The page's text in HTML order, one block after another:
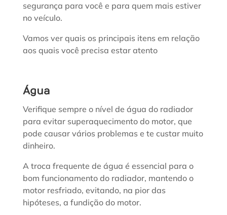
segurança para você e para quem mais estiver
no veículo.
Vamos ver quais os principais itens em relação
aos quais você precisa estar atento
Água
Verifique sempre o nível de água do radiador
para evitar superaquecimento do motor, que
pode causar vários problemas e te custar muito
dinheiro.
A troca frequente de água é essencial para o
bom funcionamento do radiador, mantendo o
motor resfriado, evitando, na pior das
hipóteses, a fundição do motor.